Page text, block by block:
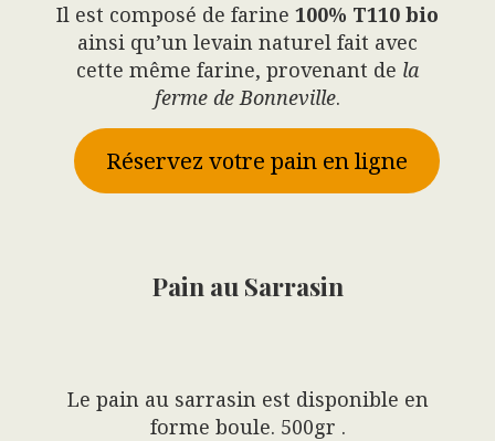
Il est composé de farine 100% T110 bio
ainsi qu’un levain naturel fait avec
cette même farine, provenant de la
ferme de Bonneville.
Réservez votre pain en ligne
Pain au Sarrasin
Le pain au sarrasin est disponible en
forme boule. 500gr .